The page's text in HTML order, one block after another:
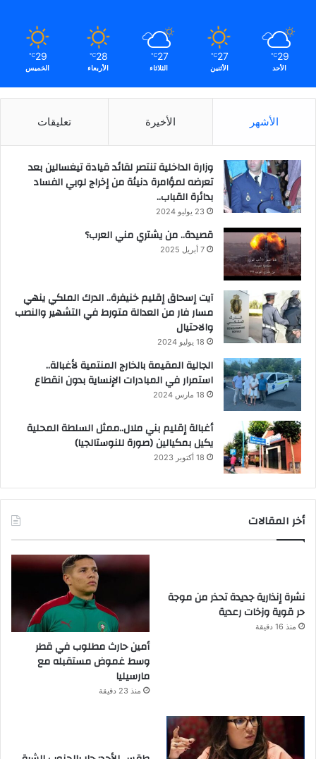
29
℃
الأحد
27
℃
الأثنين
27
℃
الثلاثاء
28
℃
الأربعاء
29
℃
الخميس
الأشهر الأخيرة تعليقات
وزارة الداخلية تنتصر لقائد قيادة تيغسالين بعد
تعرضه لمؤامرة دنيئة من إخراج لوبي الفساد
بدائرة القباب..
23 يوليو 2024
قصيدة.. من يشتري مني العرب؟
7 أبريل 2025
آيت إسحاق إقليم خنيفرة.. الدرك الملكي ينهي
مسار فار من العدالة متورط في التشهير والنصب
والاحتيال
18 يوليو 2024
الجالية المقيمة بالخارج المنتمية لأغبالة..
استمرار في المبادرات الإنساية بدون انقطاع
18 مارس 2024
أغبالة إقليم بني ملال..ممثل السلطة المحلية
يكيل بمكيالين (صورة للنوستالجيا)
18 أكتوبر 2023
أخر المقالات
نشرة إنذارية جديدة تحذر من موجة
حر قوية وزخات رعدية
منذ 16 دقيقة
أمين حارث مطلوب في قطر
وسط غموض مستقبله مع
مارسيليا
منذ 23 دقيقة